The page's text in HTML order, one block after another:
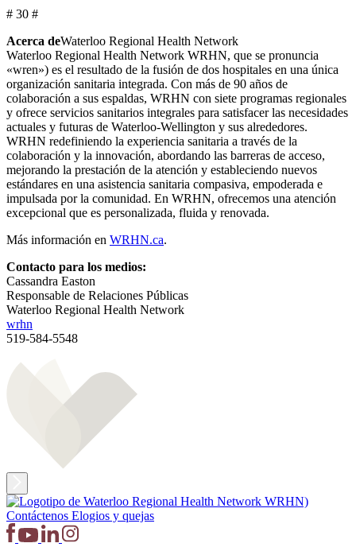
# 30 #
Acerca deWaterloo Regional Health Network
Waterloo Regional Health Network WRHN, que se pronuncia
«wren») es el resultado de la fusión de dos hospitales en una única
organización sanitaria integrada. Con más de 90 años de
colaboración a sus espaldas, WRHN con siete programas regionales
y ofrece servicios sanitarios integrales para satisfacer las necesidades
actuales y futuras de Waterloo-Wellington y sus alrededores.
WRHN redefiniendo la experiencia sanitaria a través de la
colaboración y la innovación, abordando las barreras de acceso,
mejorando la prestación de la atención y estableciendo nuevos
estándares en una asistencia sanitaria compasiva, empoderada e
impulsada por la comunidad. En WRHN, ofrecemos una atención
excepcional que es personalizada, fluida y renovada.
Más información en WRHN.ca.
Contacto para los medios:
Cassandra Easton
Responsable de Relaciones Públicas
Waterloo Regional Health Network
wrhn
519-584-5548
Contáctenos Elogios y quejas